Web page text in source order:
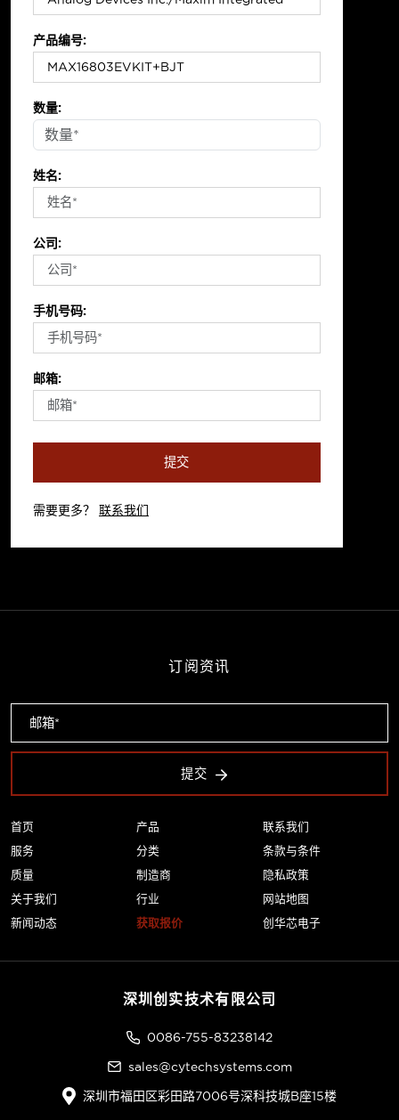
产品编号:
数量:
姓名:
公司:
手机号码:
邮箱:
提交
需要更多？ 联系我们
首页
服务
质量
关于我们
新闻动态
产品
分类
制造商
行业
获取报价
联系我们
条款与条件
隐私政策
网站地图
创华芯电子
订阅资讯
提交
深圳创实技术有限公司
0086-755-83238142
sales@cytechsystems.com
深圳市福田区彩田路7006号深科技城B座15楼